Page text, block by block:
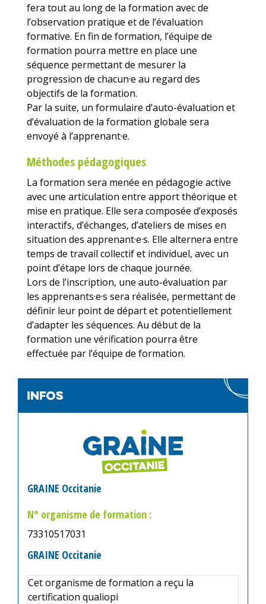
fera tout au long de la formation avec de
l’observation pratique et de l’évaluation
formative. En fin de formation, l’équipe de
formation pourra mettre en place une
séquence permettant de mesurer la
progression de chacun·e au regard des
objectifs de la formation.
Par la suite, un formulaire d’auto-évaluation et
d’évaluation de la formation globale sera
envoyé à l’apprenant·e.
Méthodes pédagogiques
La formation sera menée en pédagogie active
avec une articulation entre apport théorique et
mise en pratique. Elle sera composée d’exposés
interactifs, d’échanges, d’ateliers de mises en
situation des apprenant·e·s. Elle alternera entre
temps de travail collectif et individuel, avec un
point d’étape lors de chaque journée.
Lors de l’inscription, une auto-évaluation par
les apprenants·e·s sera réalisée, permettant de
définir leur point de départ et potentiellement
d’adapter les séquences. Au début de la
formation une vérification pourra être
effectuée par l’équipe de formation.
infos
GRAINE Occitanie
N° organisme de formation :
73310517031
GRAINE Occitanie
Cet organisme de formation a reçu la
certification qualiopi